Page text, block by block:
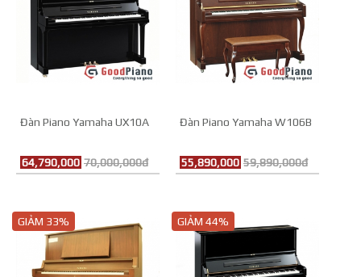
Đàn Piano Yamaha UX10A
64,790,000 70,000,000đ
Đàn Piano Yamaha W106B
55,890,000 59,890,000đ
GIẢM 33% GIẢM 44%